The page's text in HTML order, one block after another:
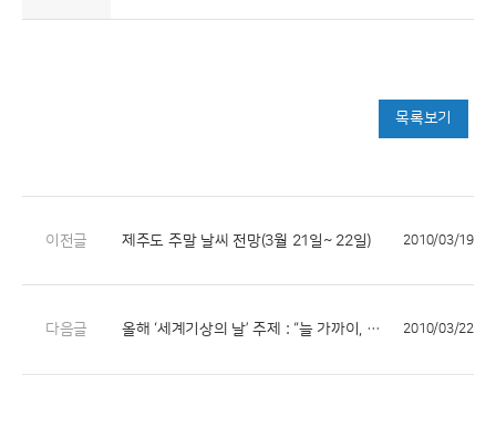
목록보기
이전글 제주도 주말 날씨 전망(3월 21일~ 22일) 2010/03/19
다음글 올해 ‘세계기상의 날’ 주제 : “늘 가까이, 날씨와 함께하는 생활” 2010/03/22